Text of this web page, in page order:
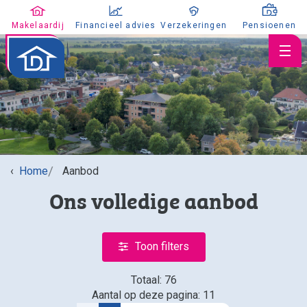
Makelaardij Financieel advies Verzekeringen Pensioenen
Huis taxeren
Aanbod
Koopaanbod
Nieuwbouw
Home Aanbod
Ons volledige aanbod
Toon filters
Totaal: 76
Aantal op deze pagina: 11